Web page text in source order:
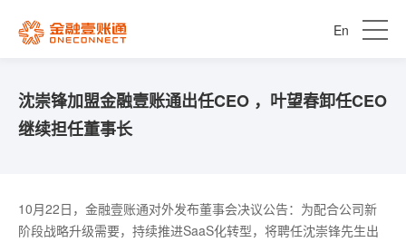
En
沈崇锋加盟金融壹账通出任CEO ，叶望春卸任CEO
继续担任董事长
10月22日，金融壹账通对外发布董事会决议公告：为配合公司新
阶段战略升级需要，持续推进SaaS化转型，将聘任沈崇锋先生出